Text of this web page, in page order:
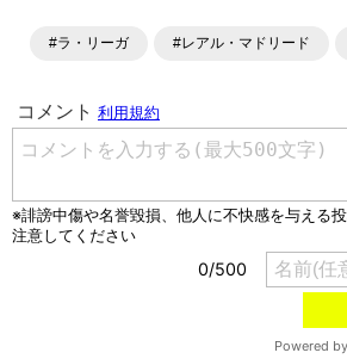
ます。「X」「Instagram」「
#ラ・リーガ #レアル・マドリード